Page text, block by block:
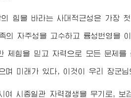
힘을 바라는 사대적근성은 가장
자주성을 고수하고 륭성번영을
제힘을 믿고 자력으로 모든 문제
며 미래가 있다, 이것이 우리 장군님
여 시종일관 자력갱생을 무기로, 보